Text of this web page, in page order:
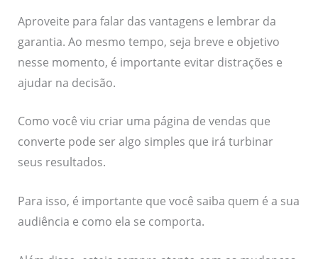
Aproveite para falar das vantagens e lembrar da
garantia. Ao mesmo tempo, seja breve e objetivo
nesse momento, é importante evitar distrações e
ajudar na decisão.
Como você viu criar uma página de vendas que
converte pode ser algo simples que irá turbinar
seus resultados.
Para isso, é importante que você saiba quem é a sua
audiência e como ela se comporta.